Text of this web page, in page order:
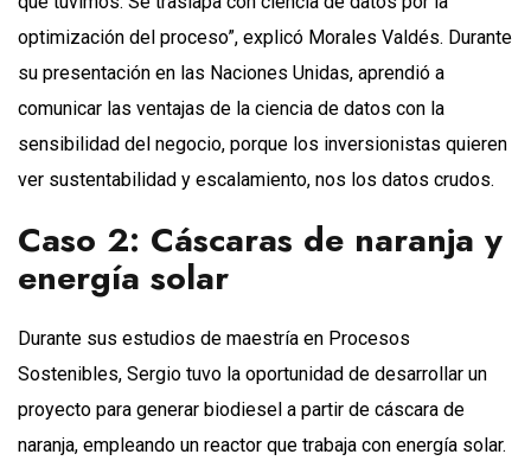
optimización del proceso”, explicó Morales Valdés. Durante
su presentación en las Naciones Unidas, aprendió a
comunicar las ventajas de la ciencia de datos con la
sensibilidad del negocio, porque los inversionistas quieren
ver sustentabilidad y escalamiento, nos los datos crudos.
Caso 2: Cáscaras de naranja y
energía solar
Durante sus estudios de maestría en Procesos
Sostenibles, Sergio tuvo la oportunidad de desarrollar un
proyecto para generar biodiesel a partir de cáscara de
naranja, empleando un reactor que trabaja con energía solar.